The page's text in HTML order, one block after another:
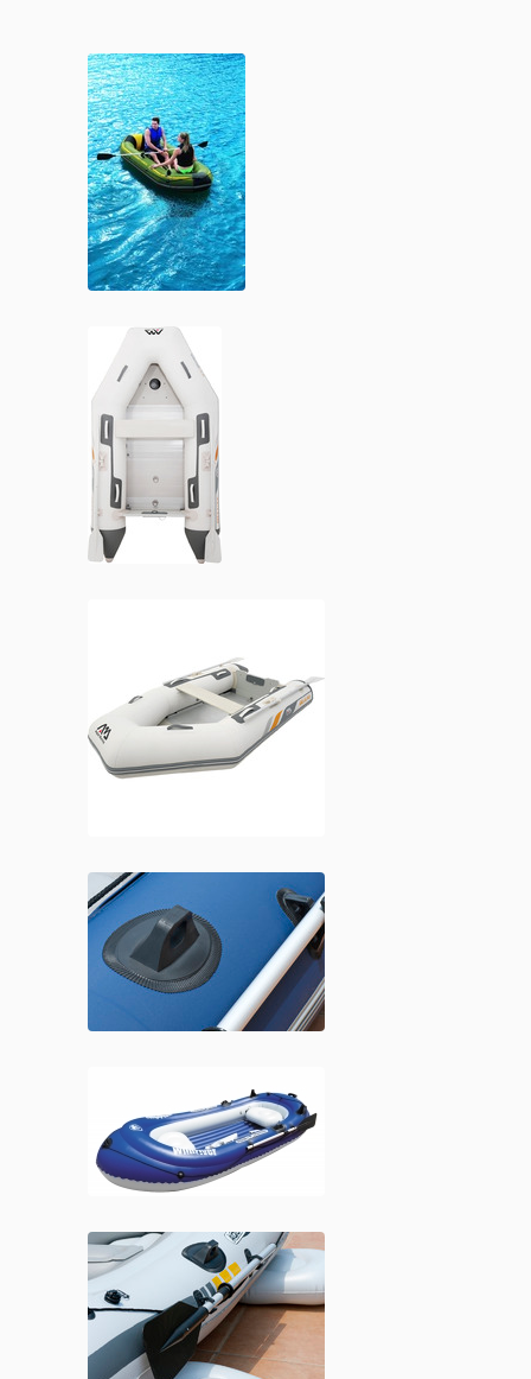
Βάρκες
Φουσκωτές
HYDROFORCE
MARINE
PRO-I
Βάρκες
Φουσκωτές
DELUXE
300 WD
ΔΙΑΒΆΣΤΕ ΠΕΡΙΣΣΌΤΕΡΑ
Φουσκωτές
DELUXE 277 AD
Βάρκες
Φουσκωτές Βάρκα
CLASSIC 9´10´´
€449,00
ΠΡΟΣΘΉΚΗ ΣΤΟ ΚΑΛΆΘΙ
Βάρκες
Φουσκωτές WILD
RIVER 9’3’’
€179,00
ΠΡΟΣΘΉΚΗ ΣΤΟ ΚΑΛΆΘΙ
Βάρκες
Φουσκωτές Βάρκα
MOTION 8’6’’